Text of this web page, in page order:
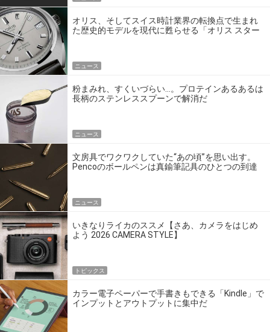
オリス、そしてスイス時計業界の転換点で生まれ
た歴史的モデルを現代に甦らせる「オリス スター
ニュース
粉まみれ、すくいづらい…。プロテインあるあるは
長柄のステンレススプーンで解消だ
ニュース
文房具でワクワクしていた“あの頃”を思い出す。
Pencoのボールペンは真鍮筆記具のひとつの到達
ニュース
いきなりライカのススメ【さあ、カメラをはじめ
よう 2026 CAMERA STYLE】
トピックス
カラー電子ペーパーで手書きもできる「Kindle」で
インプットとアウトプットに集中だ